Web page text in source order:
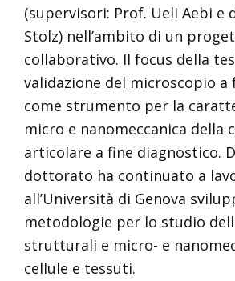
(supervisori: Prof. Ueli Aebi e
Stolz) nell’ambito di un
collaborativo. Il focus della
validazione del microscopio a
come strumento per la
micro e nanomeccanica della
articolare a fine diagnostico.
dottorato ha continuato a
all’Università di Genova
metodologie per lo studio
strutturali e micro- e
cellule e tessuti.